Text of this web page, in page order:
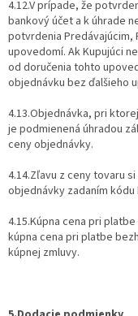
4.12.V prípade, že
bankový účet a k úhrade
potvrdenia Predávajúcim,
upovedomí. Ak Kupujúci
od doručenia tohto
objednávku bez ďalšieho
4.13.Objednávka, pri
je podmienená úhradou
ceny objednávky.
4.14.Zľavu z ceny tovaru
objednávky zadaním
4.15.Kúpna cena pri
kúpna cena pri platbe
kúpnej zmluvy.